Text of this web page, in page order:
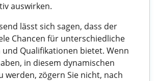
auswirken.
lässt sich sagen, dass der
Chancen für unterschiedliche
Qualifikationen bietet. Wenn
in diesem dynamischen
werden, zögern Sie nicht, nach